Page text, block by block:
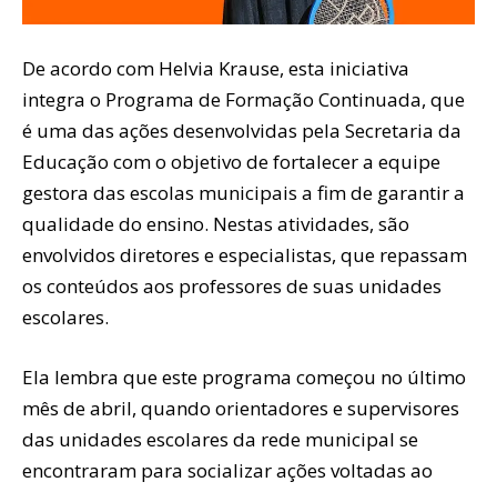
De acordo com Helvia Krause, esta iniciativa
integra o Programa de Formação Continuada, que
é uma das ações desenvolvidas pela Secretaria da
Educação com o objetivo de fortalecer a equipe
gestora das escolas municipais a fim de garantir a
qualidade do ensino. Nestas atividades, são
envolvidos diretores e especialistas, que repassam
os conteúdos aos professores de suas unidades
escolares.
Ela lembra que este programa começou no último
mês de abril, quando orientadores e supervisores
das unidades escolares da rede municipal se
encontraram para socializar ações voltadas ao